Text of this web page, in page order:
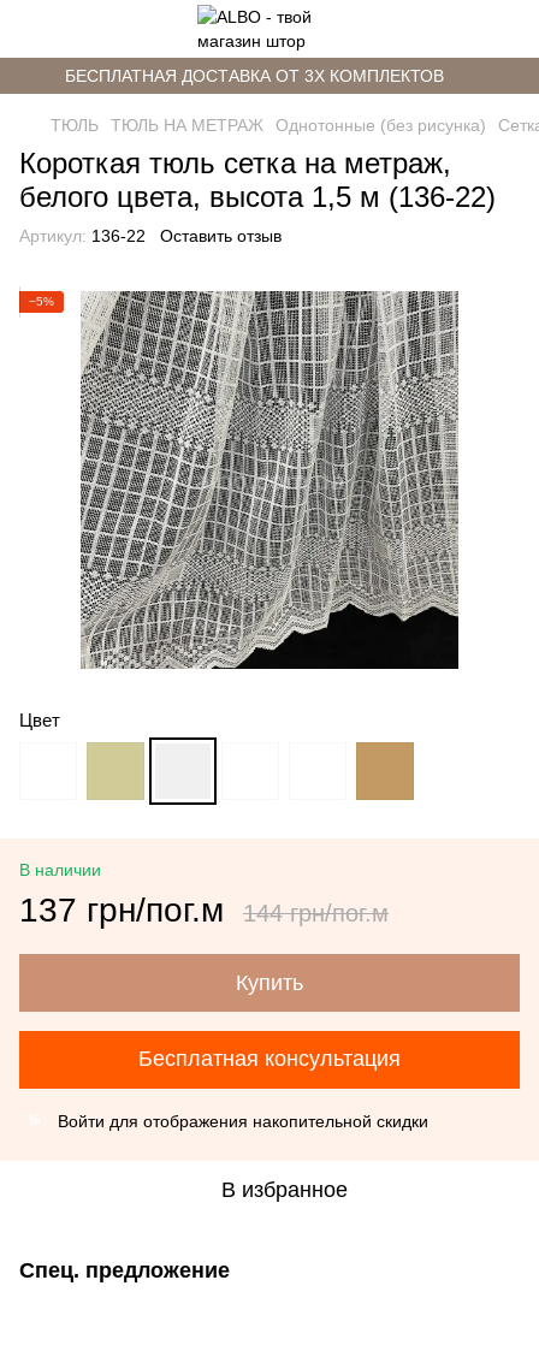
БЕСПЛАТНАЯ ДОСТАВКА ОТ 3Х КОМПЛЕКТОВ
ТЮЛЬ ТЮЛЬ НА МЕТРАЖ Однотонные (без рисунка)
Короткая тюль сетка на метраж,
белого цвета, высота 1,5 м (136-22)
Артикул: 136-22 Оставить отзыв
−5%
Цвет
В наличии
137 грн/пог.м 144 грн/пог.м
Купить
Бесплатная консультация
Войти для отображения накопительной скидки
В избранное
Спец. предложение